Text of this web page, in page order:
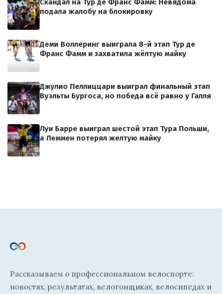
Скандал на Тур де Франс Фамм: Невядома
подала жалобу на блокировку
Деми Воллеринг выиграла 8-й этап Тур де
Франс Фамм и захватила жёлтую майку
Джулио Пеллиццари выиграл финальный этап
Вуэльты Бургоса, но победа всё равно у Галля
Луи Барре выиграл шестой этап Тура Польши,
а Леммен потерял желтую майку
Рассказываем о профессиональном велоспорте:
новостях, результатах, велогонщиках, велосипедах и